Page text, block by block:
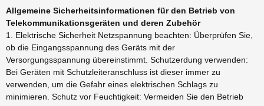
Allgemeine Sicherheitsinformationen für den Betrieb von
Telekommunikationsgeräten und deren Zubehör
1. Elektrische Sicherheit Netzspannung beachten: Überprüfen Sie,
ob die Eingangsspannung des Geräts mit der
Versorgungsspannung übereinstimmt. Schutzerdung verwenden:
Bei Geräten mit Schutzleiteranschluss ist dieser immer zu
verwenden, um die Gefahr eines elektrischen Schlags zu
minimieren. Schutz vor Feuchtigkeit: Vermeiden Sie den Betrieb